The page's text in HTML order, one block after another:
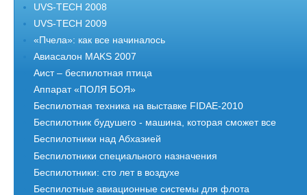
UVS-TECH 2008
UVS-TECH 2009
«Пчела»: как все начиналось
Авиасалон MAKS 2007
Аист – беспилотная птица
Аппарат «ПОЛЯ БОЯ»
Беспилотная техника на выставке FIDAE-2010
Беспилотник будушего - машина, которая сможет все
Беспилотники над Абхазией
Беспилотники специального назначения
Беспилотники: сто лет в воздухе
Беспилотные авиационные системы для флота